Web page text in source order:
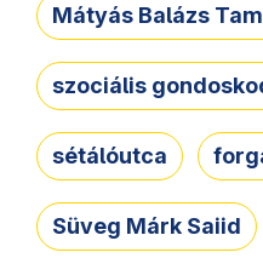
Mátyás Balázs
szociális
sétálóutca
Süveg Márk Saiid